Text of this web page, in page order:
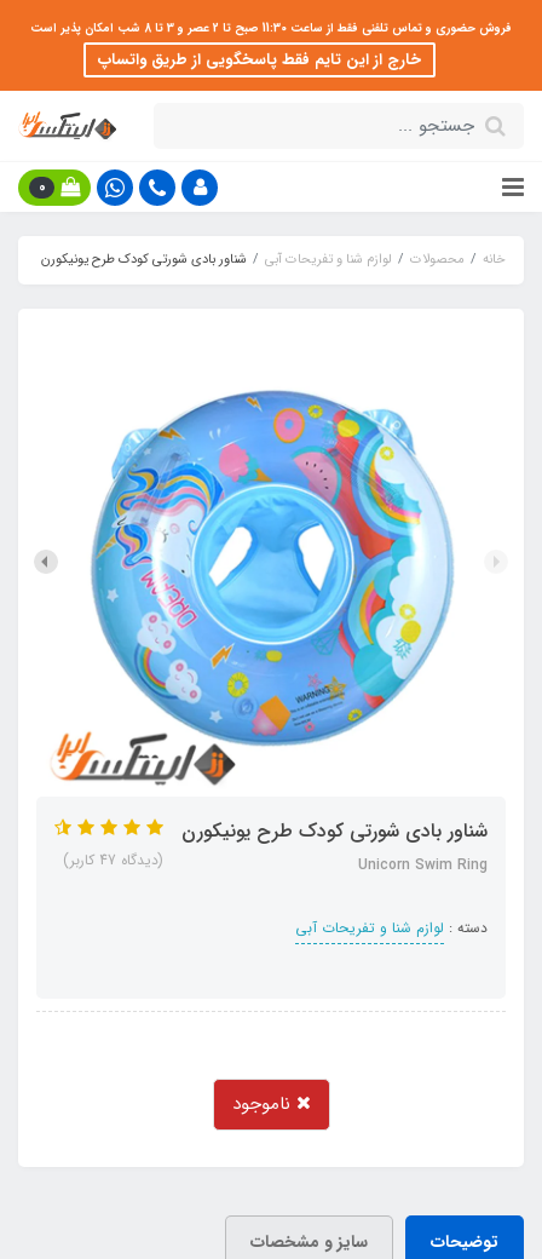
فروش حضوری و تماس تلفنی فقط از ساعت 11:30 صبح تا 2 عصر و 3 تا 8 شب امکان پذیر است
خارج از این تایم فقط پاسخگویی از طریق واتساپ
0
خانه محصولات لوازم شنا و تفریحات آبی شناور بادی شورتی کودک طرح یونیکورن
شناور بادی شورتی کودک طرح یونیکورن
Unicorn Swim Ring
دسته : لوازم شنا و تفریحات آبی
(دیدگاه 47 کاربر)
ناموجود
توضیحات سایز و مشخصات